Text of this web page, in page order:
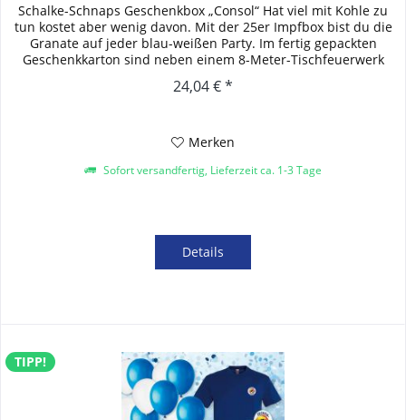
Schalke-Schnaps Geschenkbox „Consol“ Hat viel mit Kohle zu
tun kostet aber wenig davon. Mit der 25er Impfbox bist du die
Granate auf jeder blau-weißen Party. Im fertig gepackten
Geschenkkarton sind neben einem 8-Meter-Tischfeuerwerk
24,04 € *
Merken
Sofort versandfertig, Lieferzeit ca. 1-3 Tage
Details
TIPP!